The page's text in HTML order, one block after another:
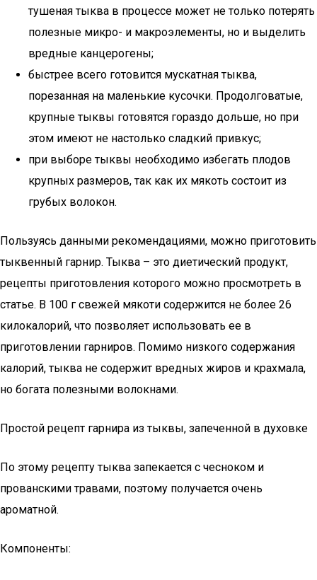
тушеная тыква в процессе может не только потерять
полезные микро- и макроэлементы, но и выделить
вредные канцерогены;
быстрее всего готовится мускатная тыква,
порезанная на маленькие кусочки. Продолговатые,
крупные тыквы готовятся гораздо дольше, но при
этом имеют не настолько сладкий привкус;
при выборе тыквы необходимо избегать плодов
крупных размеров, так как их мякоть состоит из
грубых волокон.
Пользуясь данными рекомендациями, можно приготовить
тыквенный гарнир. Тыква – это диетический продукт,
рецепты приготовления которого можно просмотреть в
статье. В 100 г свежей мякоти содержится не более 26
килокалорий, что позволяет использовать ее в
приготовлении гарниров. Помимо низкого содержания
калорий, тыква не содержит вредных жиров и крахмала,
но богата полезными волокнами.
Простой рецепт гарнира из тыквы, запеченной в духовке
По этому рецепту тыква запекается с чесноком и
прованскими травами, поэтому получается очень
ароматной.
Компоненты: